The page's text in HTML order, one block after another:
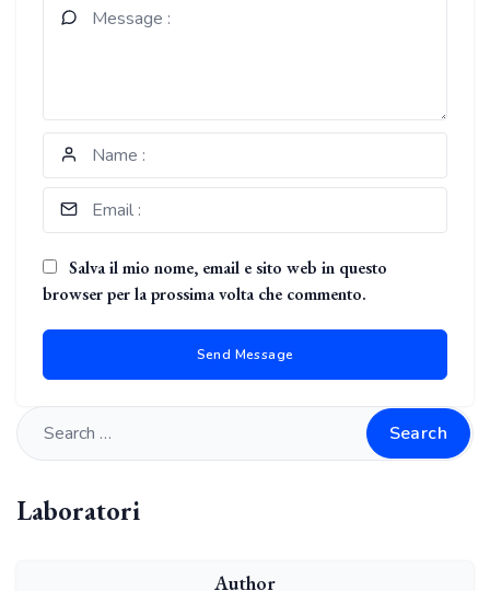
Salva il mio nome, email e sito web in questo
browser per la prossima volta che commento.
Search
Laboratori
Author